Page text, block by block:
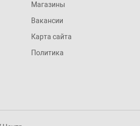
Магазины
Вакансии
Карта сайта
Политика